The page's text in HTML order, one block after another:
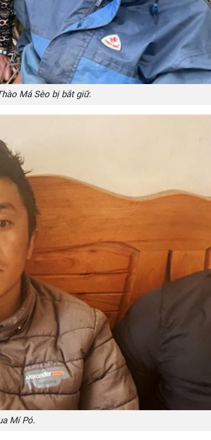
Má Sèo bị bắt giữ.
Mí Pó.